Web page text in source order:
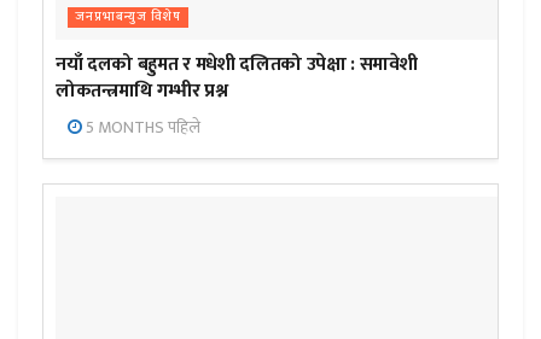
जनप्रभाबन्युज विशेष
नयाँ दलको बहुमत र मधेशी दलितको उपेक्षा : समावेशी
लोकतन्त्रमाथि गम्भीर प्रश्न
5 MONTHS पहिले